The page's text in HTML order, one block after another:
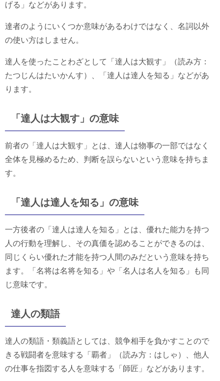
げる」などがあります。
達者のようにいくつか意味があるわけではなく、名詞以外
の使い方はしません。
達人を使ったことわざとして「達人は大観す」（読み方：
たつじんはたいかんす）、「達人は達人を知る」などがあ
ります。
「達人は大観す」の意味
前者の「達人は大観す」とは、達人は物事の一部ではなく
全体を見極めるため、判断を誤らないという意味を持ちま
す。
「達人は達人を知る」の意味
一方後者の「達人は達人を知る」とは、優れた能力を持つ
人の行動を理解し、その真価を認めることができるのは、
同じくらい優れた才能を持つ人間のみだという意味を持ち
ます。「名将は名将を知る」や「名人は名人を知る」も同
じ意味です。
達人の類語
達人の類語・類義語としては、競争相手を負かすことので
きる戦闘者を意味する「覇者」（読み方：はしゃ）、他人
の仕事を指図する人を意味する「師匠」などがあります。